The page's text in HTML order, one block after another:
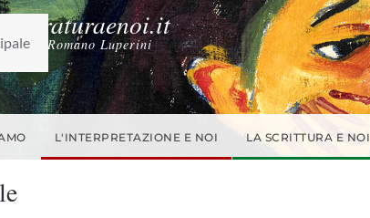
da Romano Luperini
L'INTERPRETAZIONE E NOI LA SCRITTURA E NOI